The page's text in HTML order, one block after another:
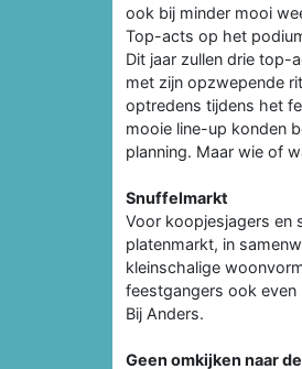
ook bij minder mooi
Top-acts op het
Dit jaar zullen drie top-
met zijn opzwepende
optredens tijdens het
mooie line-up konden
planning. Maar wie of
Snuffelmarkt
Voor koopjesjagers en
platenmarkt, in
kleinschalige
feestgangers ook even
Bij Anders.
Geen omkijken naar